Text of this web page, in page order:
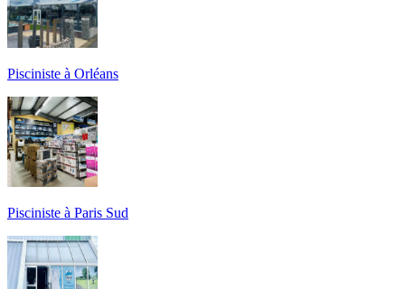
Pisciniste à Orléans
Pisciniste à Paris Sud